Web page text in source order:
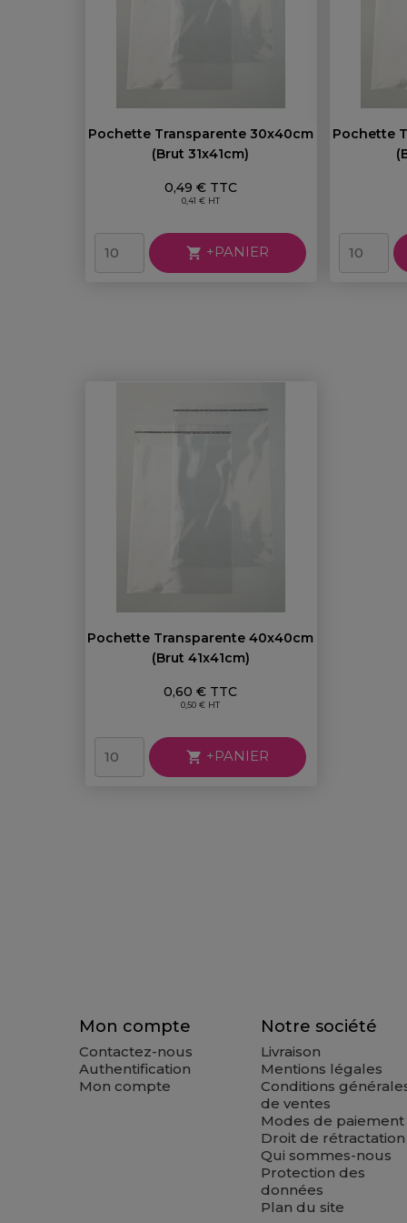
Pochette Transparente 30x40cm
(brut 31x41cm)
0,49 € TTC
0,41 € HT
 +PANIER
Pochette
Pochette Transparente 40x40cm
(brut 41x41cm)
0,60 € TTC
0,50 € HT
 +PANIER
Mon compte
Contactez-nous
Authentification
Mon compte
Notre société
Livraison
Mentions légales
Conditions
de ventes
Modes de paiement
Droit de rétractation
Qui sommes-nous
Protection des
données
Plan du site